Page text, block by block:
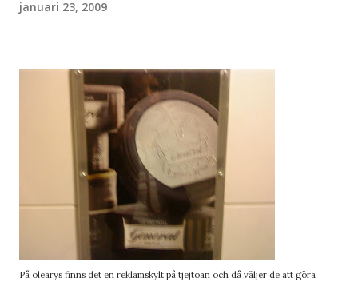
januari 23, 2009
På olearys finns det en reklamskylt på tjejtoan och då väljer de att göra